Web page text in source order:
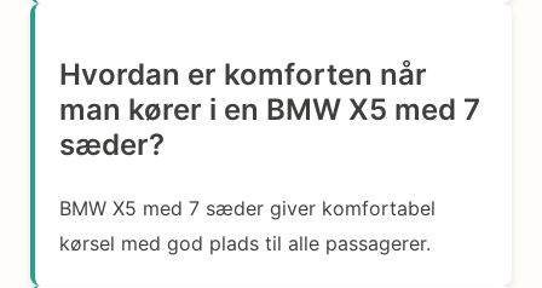
Hvordan er komforten når
man kører i en BMW X5 med 7
sæder?
BMW X5 med 7 sæder giver komfortabel
kørsel med god plads til alle passagerer.